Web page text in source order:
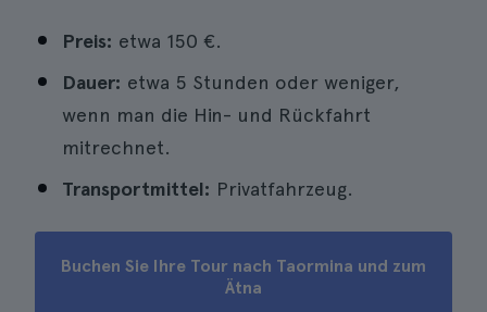
Preis: etwa 150 €.
Dauer: etwa 5 Stunden oder weniger,
wenn man die Hin- und Rückfahrt
mitrechnet.
Transportmittel: Privatfahrzeug.
Buchen Sie Ihre Tour nach Taormina und zum
Ätna